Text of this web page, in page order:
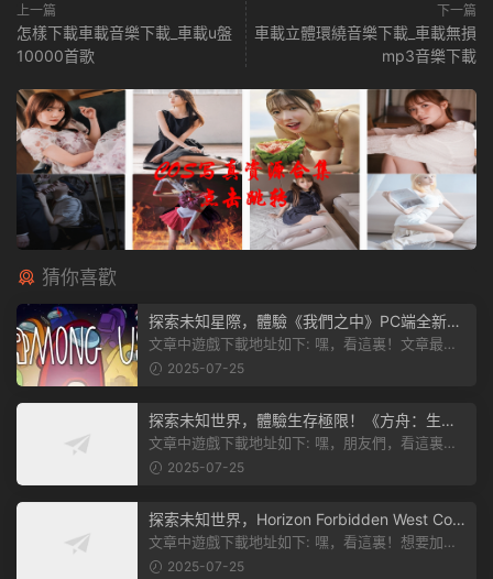
上一篇
怎樣下載車載音樂下載_車載u盤
10000首歌
下一篇
車載立體環繞音樂下載_車載無損
mp3音樂下載
猜你喜歡
探索未知星際，體驗《我們之中》PC端全新版
本
文章中遊戲下載地址如下: 嘿，看這裏！文章最後
有個圖片，點一下就能加入我們遊...
2025-07-25
探索未知世界，體驗生存極限！《方舟：生存
飛升》v38.9中文版全新升級！
文章中遊戲下載地址如下: 嘿，朋友們，看這裏！
《方舟：生存飛升》這個遊戲超火...
2025-07-25
探索未知世界，Horizon Forbidden West Com
plete Edition正式發布！
文章中遊戲下載地址如下: 嘿，看這裏！想要加入
遊戲資源分享群，就點文章最後那...
2025-07-25